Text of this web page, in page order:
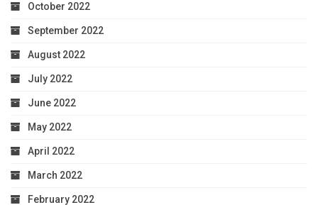
October 2022
September 2022
August 2022
July 2022
June 2022
May 2022
April 2022
March 2022
February 2022